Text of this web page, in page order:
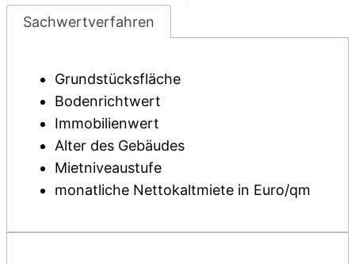
Sachwertverfahren
Grundstücksfläche
Bodenrichtwert
Immobilienwert
Alter des Gebäudes
Mietniveaustufe
monatliche Nettokaltmiete in Euro/qm